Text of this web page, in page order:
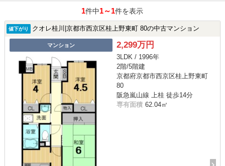
1件中1～1件を表示
値下がり クオレ桂川|京都市西京区桂上野東町 80の中古マンション
マンション 2,299万円
3LDK / 1996年
2階/5階建
京都府京都市西京区桂上野東町
80
阪急嵐山線 上桂 徒歩14分
専有面積 62.04㎡